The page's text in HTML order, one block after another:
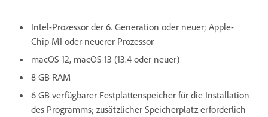
Intel-Prozessor der 6. Generation oder neuer; Apple-
Chip M1 oder neuerer Prozessor
macOS 12, macOS 13 (13.4 oder neuer)
8 GB RAM
6 GB verfügbarer Festplattenspeicher für die Installation
des Programms; zusätzlicher Speicherplatz erforderlich